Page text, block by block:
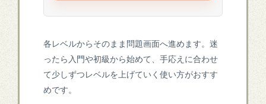
各レベルからそのまま問題画面へ進めます。迷
ったら入門や初級から始めて、手応えに合わせ
て少しずつレベルを上げていく使い方がおすす
めです。